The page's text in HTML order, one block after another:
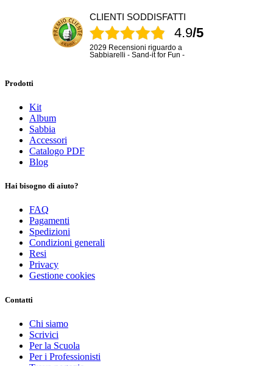
CLIENTI SODDISFATTI
4.9/5
2029 Recensioni riguardo a
Sabbiarelli - Sand-it for Fun -
Prodotti
Kit
Album
Sabbia
Accessori
Catalogo PDF
Blog
Hai bisogno di aiuto?
FAQ
Pagamenti
Spedizioni
Condizioni generali
Resi
Privacy
Gestione cookies
Contatti
Chi siamo
Scrivici
Per la Scuola
Per i Professionisti